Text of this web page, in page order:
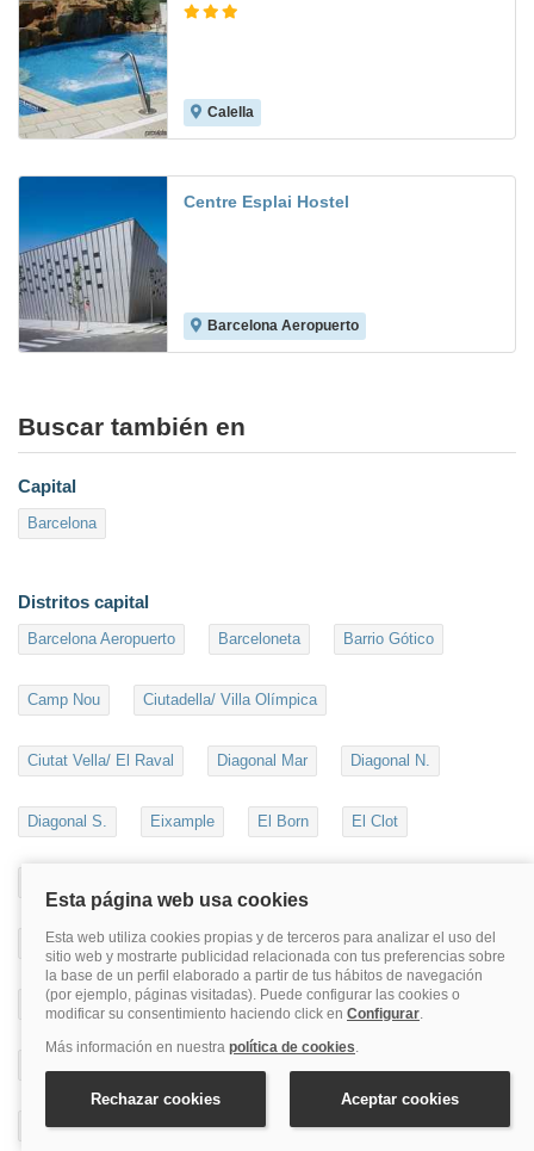
Calella
Centre Esplai Hostel
Barcelona Aeropuerto
Buscar también en
Capital
Barcelona
Distritos capital
Barcelona Aeropuerto Barceloneta Barrio Gótico
Camp Nou Ciutadella/ Villa Olímpica
Ciutat Vella/ El Raval Diagonal Mar Diagonal N.
Diagonal S. Eixample El Born El Clot
Parallel Park Güell Paseo De Gracia
Paseo Marítimo / Playa Plaza Catalunya Poblenou
Sants-Montjuic Sarrià-Sant Gervasi Vall D'hebron